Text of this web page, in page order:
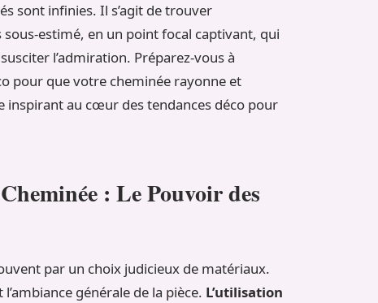
sont infinies. Il s’agit de trouver
estimé, en un point focal captivant, qui
l’admiration. Préparez-vous à
pour que votre cheminée rayonne et
inspirant au cœur des tendances déco pour
: Le Pouvoir des
par un choix judicieux de matériaux.
générale de la pièce. L’utilisation